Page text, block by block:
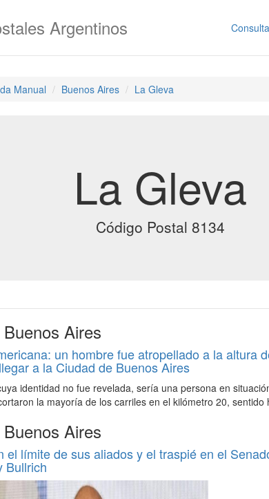
Argentinos
Manual Buenos Aires La Gleva
La Gleva
Código Postal 8134
Aires
un hombre fue atropellado a la altura
a la Ciudad de Buenos Aires
identidad no fue revelada, sería una persona en
la mayoría de los carriles en el kilómetro 20, sentido
Aires
el límite de sus aliados y el traspié en el
Bullrich